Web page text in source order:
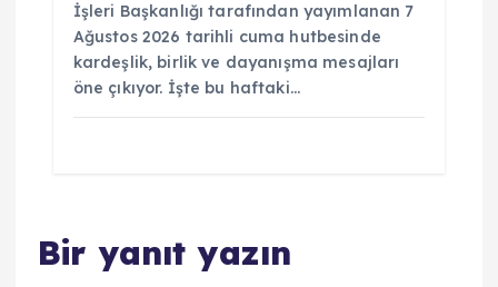
İşleri Başkanlığı tarafından yayımlanan 7
Ağustos 2026 tarihli cuma hutbesinde
kardeşlik, birlik ve dayanışma mesajları
öne çıkıyor. İşte bu haftaki…
Bir yanıt yazın